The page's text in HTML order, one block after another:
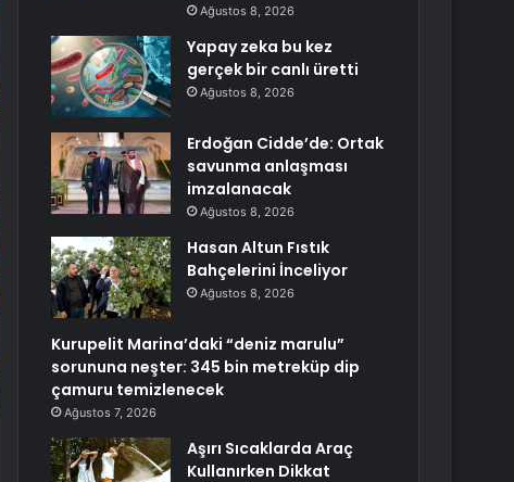
Ağustos 8, 2026
Yapay zeka bu kez
gerçek bir canlı üretti
Ağustos 8, 2026
Erdoğan Cidde’de: Ortak
savunma anlaşması
imzalanacak
Ağustos 8, 2026
Hasan Altun Fıstık
Bahçelerini İnceliyor
Ağustos 8, 2026
Kurupelit Marina’daki “deniz marulu”
sorununa neşter: 345 bin metreküp dip
çamuru temizlenecek
Ağustos 7, 2026
Aşırı Sıcaklarda Araç
Kullanırken Dikkat